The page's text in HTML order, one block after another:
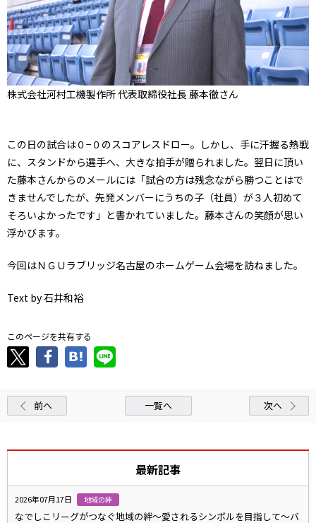
株式会社河村工機製作所 代表取締役社長 藤本徹さん
この日の試合は０−０のスコアレスドロー。しかし、手に汗握る熱戦
に、スタンドから選手へ、大きな拍手が贈られました。翌日に頂い
た藤本さんからのメールには「試合の方は残念ながら勝つことはで
きませんでしたが、先発メンバーにうちの子（社員）が３人初めて
そろいよかったです」と書かれていました。藤本さんの笑顔が思い
浮かびます。
今回はＮＧＵラブリッジ名古屋のホームゲーム会場を訪ねました。
Text by 石井和裕
このページを共有する
前へ 一覧へ 次へ
最新記事
2026年07月17日 地域の絆
なでしこリーグがつなぐ地域の絆～愛されるシンボルを目指して～バ